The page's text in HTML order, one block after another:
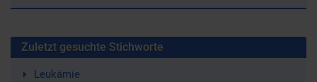
Zuletzt gesuchte Stichworte
Leukämie